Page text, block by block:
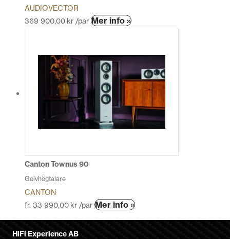
AUDIOVECTOR
369 900,00 kr /par Mer info »Den
har
varianter.
De
alternativen
kan
Canton Townus 90
Golvhögtalare
CANTON
fr. 33 990,00 kr /par Mer info »Den
HiFi Experience AB